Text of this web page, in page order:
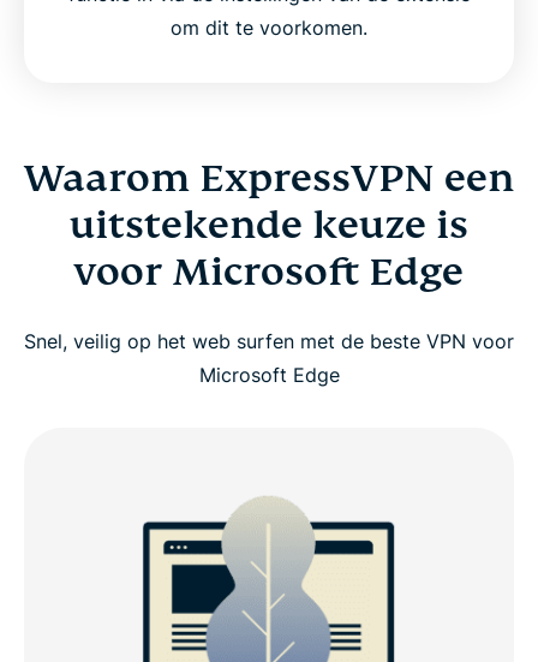
om dit te voorkomen.
Waarom ExpressVPN een
uitstekende keuze is
voor Microsoft Edge
Snel, veilig op het web surfen met de beste VPN voor
Microsoft Edge